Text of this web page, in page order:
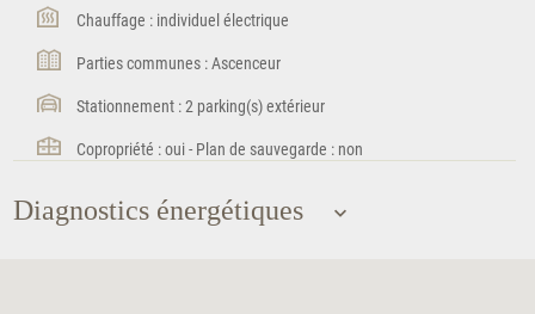
Chauffage : individuel électrique
Parties communes : Ascenceur
Stationnement : 2 parking(s) extérieur
Copropriété : oui - Plan de sauvegarde : non
Diagnostics énergétiques